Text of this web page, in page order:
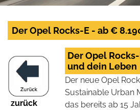
Der Opel Rocks-E - ab €
zurück
Der Opel
und dein Leben
Der neue Opel
Sustainable Urban
das bereits ab 15